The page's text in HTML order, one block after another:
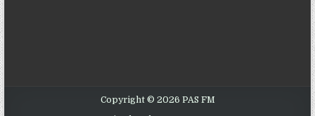
Copyright © 2026 PAS FM